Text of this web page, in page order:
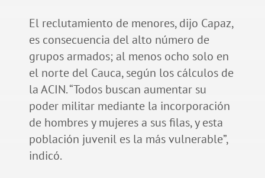
El reclutamiento de menores, dijo Capaz,
es consecuencia del alto número de
grupos armados; al menos ocho solo en
el norte del Cauca, según los cálculos de
la ACIN. “Todos buscan aumentar su
poder militar mediante la incorporación
de hombres y mujeres a sus filas, y esta
población juvenil es la más vulnerable”,
indicó.